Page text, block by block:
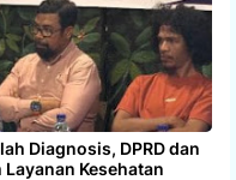
Diagnosis, DPRD dan
Layanan Kesehatan